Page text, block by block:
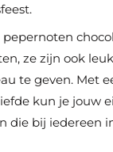
ze zijn ook
te geven. Met
kun je jouw
die bij iedereen